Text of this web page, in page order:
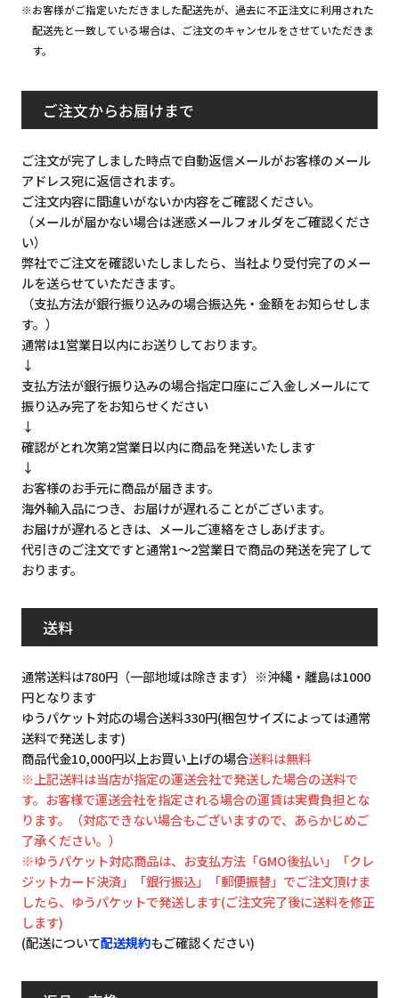
※お客様がご指定いただきました配送先が、過去に不正注文に利用された
配送先と一致している場合は、ご注文のキャンセルをさせていただきま
す。
ご注文からお届けまで
ご注文が完了しました時点で自動返信メールがお客様のメール
アドレス宛に返信されます。
ご注文内容に間違いがないか内容をご確認ください。
（メールが届かない場合は迷惑メールフォルダをご確認くださ
い）
弊社でご注文を確認いたしましたら、当社より受付完了のメー
ルを送らせていただきます。
（支払方法が銀行振り込みの場合振込先・金額をお知らせしま
す。）
通常は1営業日以内にお送りしております。
↓
支払方法が銀行振り込みの場合指定口座にご入金しメールにて
振り込み完了をお知らせください
↓
確認がとれ次第2営業日以内に商品を発送いたします
↓
お客様のお手元に商品が届きます。
海外輸入品につき、お届けが遅れることがございます。
お届けが遅れるときは、メールご連絡をさしあげます。
代引きのご注文ですと通常1～2営業日で商品の発送を完了して
おります。
送料
通常送料は780円（一部地域は除きます）※沖縄・離島は1000
円となります
ゆうパケット対応の場合送料330円(梱包サイズによっては通常
送料で発送します)
商品代金10,000円以上お買い上げの場合送料は無料
※上記送料は当店が指定の運送会社で発送した場合の送料で
す。お客様で運送会社を指定される場合の運賃は実費負担とな
ります。（対応できない場合もございますので、あらかじめご
了承ください。）
※ゆうパケット対応商品は、お支払方法「GMO後払い」「クレ
ジットカード決済」「銀行振込」「郵便振替」でご注文頂けま
したら、ゆうパケットで発送します(ご注文完了後に送料を修正
します)
(配送について配送規約もご確認ください)